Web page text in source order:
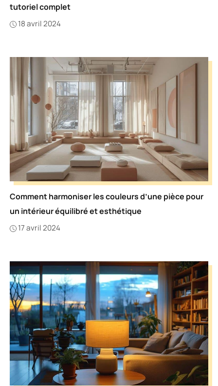
tutoriel complet
18 avril 2024
Comment harmoniser les couleurs d’une pièce pour
un intérieur équilibré et esthétique
17 avril 2024